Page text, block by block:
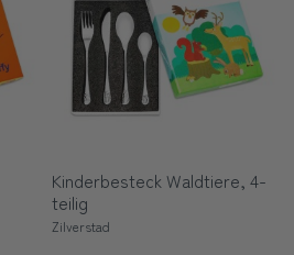
Kinderbesteck Waldtiere, 4-
teilig
Zilverstad